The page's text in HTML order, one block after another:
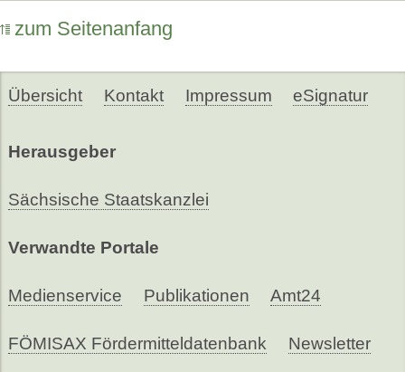
zum Seitenanfang
Übersicht Kontakt Impressum eSignatur
Herausgeber
Sächsische Staatskanzlei
Verwandte Portale
Medienservice Publikationen Amt24
FÖMISAX Fördermitteldatenbank Newsletter